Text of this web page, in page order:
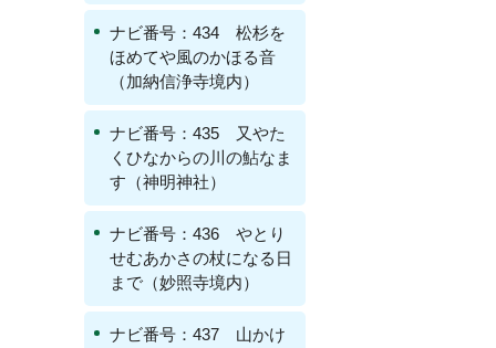
ナビ番号：434 松杉を
ほめてや風のかほる音
（加納信浄寺境内）
ナビ番号：435 又やた
くひなからの川の鮎なま
す（神明神社）
ナビ番号：436 やとり
せむあかさの杖になる日
まで（妙照寺境内）
ナビ番号：437 山かけ